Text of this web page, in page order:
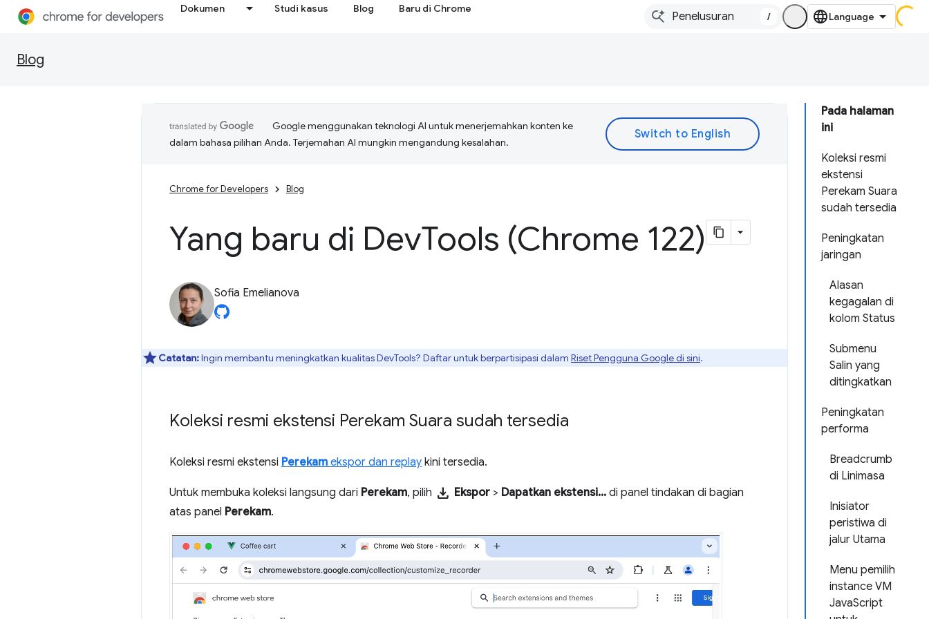
Dokumen Studi kasus Blog Baru di Chrome
/
Blog
Pada halaman
ini
Koleksi resmi
ekstensi
Perekam Suara
sudah tersedia
Peningkatan
jaringan
Alasan
kegagalan di
kolom Status
Submenu
Salin yang
ditingkatkan
Peningkatan
performa
Breadcrumb
di Linimasa
Inisiator
peristiwa di
jalur Utama
Menu pemilih
instance VM
JavaScript
Google menggunakan teknologi AI untuk menerjemahkan konten ke
dalam bahasa pilihan Anda. Terjemahan AI mungkin mengandung kesalahan.
Chrome for Developers Blog
Yang baru di DevTools (Chrome 122)
Sofia Emelianova
Catatan:Ingin membantu meningkatkan kualitas DevTools? Daftar untuk berpartisipasi dalam Riset Pengguna Google di sini.
Koleksi resmi ekstensi Perekam Suara sudah tersedia
Koleksi resmi ekstensi Perekam ekspor dan replay kini tersedia.
Untuk membuka koleksi langsung dari Perekam, pilih download Ekspor > Dapatkan ekstensi... di panel tindakan di bagian
atas panel Perekam.